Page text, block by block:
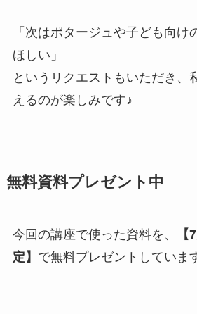
「次はポタージュや子ども向け
ほしい」
というリクエストもいただき、
えるのが楽しみです♪
無料資料プレゼント中
今回の講座で使った資料を、
定】 で無料プレゼントしていま